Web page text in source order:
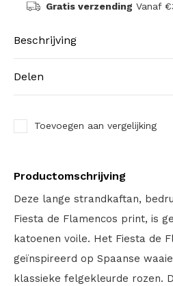
Gratis verzending Vanaf
Beschrijving
Delen
Toevoegen aan vergelijking
Productomschrijving
Deze lange strandkaftan,
Fiesta de Flamencos print, is
katoenen voile. Het Fiesta de
geïnspireerd op Spaanse
klassieke felgekleurde rozen.